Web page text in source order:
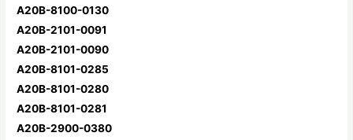
A20B-8100-0130
A20B-2101-0091
A20B-2101-0090
A20B-8101-0285
A20B-8101-0280
A20B-8101-0281
A20B-2900-0380